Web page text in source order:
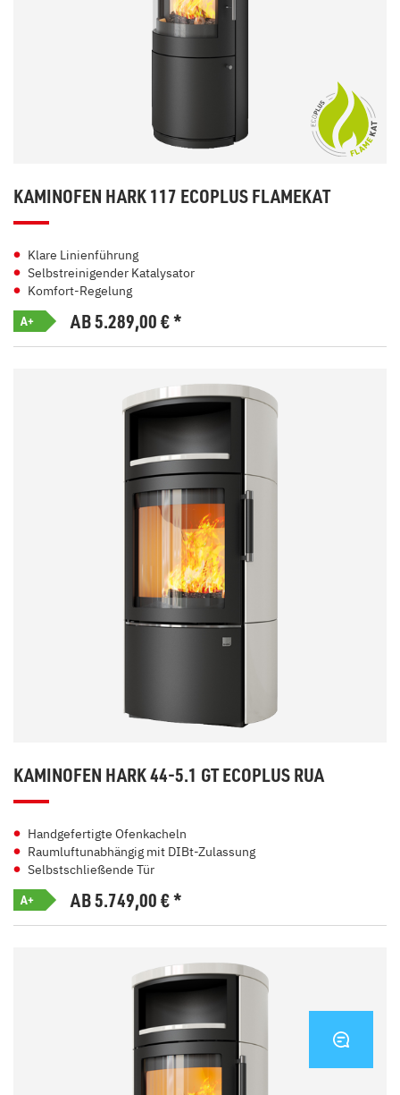
KAMINOFEN HARK 117 ECOPLUS FLAMEKAT
Klare Linienführung
Selbstreinigender Katalysator
Komfort-Regelung
A+ AB 5.289,00€*
KAMINOFEN HARK 44-5.1 GT ECOPLUS RUA
Handgefertigte Ofenkacheln
Raumluftunabhängig mit DIBt-Zulassung
Selbstschließende Tür
A+ AB 5.749,00€*